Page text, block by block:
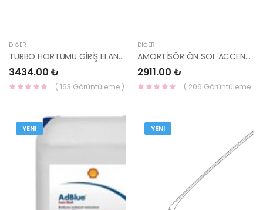
DIĞER
TURBO HORTUMU GİRİŞ ELANTRA 2016- 28273-2A680-MOBİS
3434.00 ₺
( 163 Görüntüleme )
DIĞER
AMORTİSÖR ÖN SOL ACCENT 00- 54650-1B050-MAYSAN
2911.00 ₺
( 206 Görüntüleme )
YENI YENI